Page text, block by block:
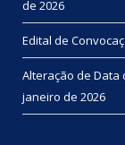
de 2026
Edital de
Alteração de Data
janeiro de 2026